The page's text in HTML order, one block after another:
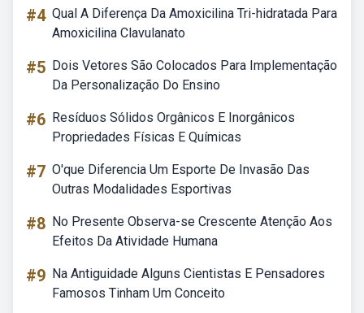
#4 Qual A Diferença Da Amoxicilina Tri-hidratada Para
Amoxicilina Clavulanato
#5 Dois Vetores São Colocados Para Implementação
Da Personalização Do Ensino
#6 Resíduos Sólidos Orgânicos E Inorgânicos
Propriedades Físicas E Químicas
#7 O'que Diferencia Um Esporte De Invasão Das
Outras Modalidades Esportivas
#8 No Presente Observa-se Crescente Atenção Aos
Efeitos Da Atividade Humana
#9 Na Antiguidade Alguns Cientistas E Pensadores
Famosos Tinham Um Conceito